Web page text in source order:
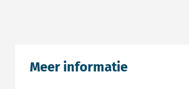
Meer informatie